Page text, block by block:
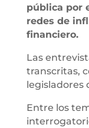
pública por
redes de
financiero.
Las
transcritas,
legisladores
Entre los